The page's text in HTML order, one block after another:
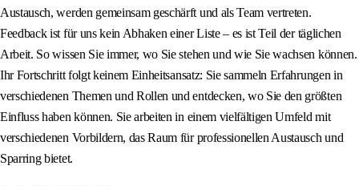
Austausch, werden gemeinsam geschärft und als Team vertreten.
Feedback ist für uns kein Abhaken einer Liste – es ist Teil der täglichen
Arbeit. So wissen Sie immer, wo Sie stehen und wie Sie wachsen können.
Ihr Fortschritt folgt keinem Einheitsansatz: Sie sammeln Erfahrungen in
verschiedenen Themen und Rollen und entdecken, wo Sie den größten
Einfluss haben können. Sie arbeiten in einem vielfältigen Umfeld mit
verschiedenen Vorbildern, das Raum für professionellen Austausch und
Sparring bietet.